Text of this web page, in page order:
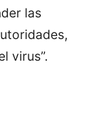
las
virus”.